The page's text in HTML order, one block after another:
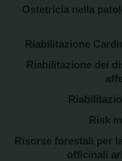
Ostetricia nella
Riabilitazione
Riabilitazione dei
Risk
Risorse forestali per
officinali